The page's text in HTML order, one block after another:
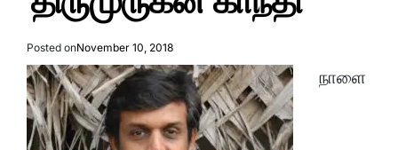
Posted onNovember 10, 2018
நாளை